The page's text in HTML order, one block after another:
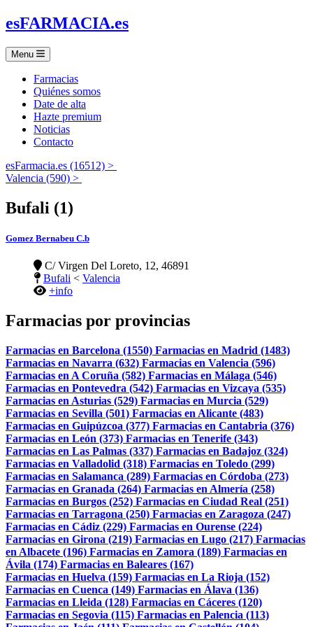
esFARMACIA.es
Menu
Farmacias
Quiénes somos
Date de alta
Hazte premium
Noticias
Contacto
esFarmacia.es (16512) >
Valencia (590) >
Bufali (1)
Gomez Bernabeu C.b
C/ Virgen Del Loreto, 12, 46891
Bufali < Valencia
+info
Farmacias por provincias
Farmacias en Barcelona (1550) Farmacias en Madrid (1483)
Farmacias en Navarra (632) Farmacias en Valencia (596)
Farmacias en A Coruña (582) Farmacias en Málaga (546)
Farmacias en Pontevedra (542) Farmacias en Vizcaya (535)
Farmacias en Asturias (529) Farmacias en Murcia (529)
Farmacias en Sevilla (501) Farmacias en Alicante (483)
Farmacias en Guipúzcoa (377) Farmacias en Cantabria (376)
Farmacias en León (373) Farmacias en Tenerife (343)
Farmacias en Las Palmas (337) Farmacias en Badajoz (324)
Farmacias en Valladolid (318) Farmacias en Toledo (299)
Farmacias en Salamanca (289) Farmacias en Córdoba (273)
Farmacias en Granada (264) Farmacias en Almería (258)
Farmacias en Burgos (252) Farmacias en Ciudad Real (251)
Farmacias en Tarragona (250) Farmacias en Zaragoza (247)
Farmacias en Cádiz (229) Farmacias en Ourense (224)
Farmacias en Girona (219) Farmacias en Lugo (217) Farmacias
en Albacete (196) Farmacias en Zamora (189) Farmacias en
Ávila (174) Farmacias en Baleares (167)
Farmacias en Huelva (159) Farmacias en La Rioja (152)
Farmacias en Cuenca (149) Farmacias en Álava (136)
Farmacias en Lleida (128) Farmacias en Cáceres (120)
Farmacias en Segovia (115) Farmacias en Palencia (113)